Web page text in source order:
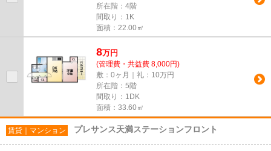
所在階：4階
間取り：1K
面積：22.00㎡
8万円
(管理費・共益費 8,000円)
敷：0ヶ月｜礼：10万円
所在階：5階
間取り：1DK
面積：33.60㎡
賃貸｜マンション プレサンス天満ステーションフロント